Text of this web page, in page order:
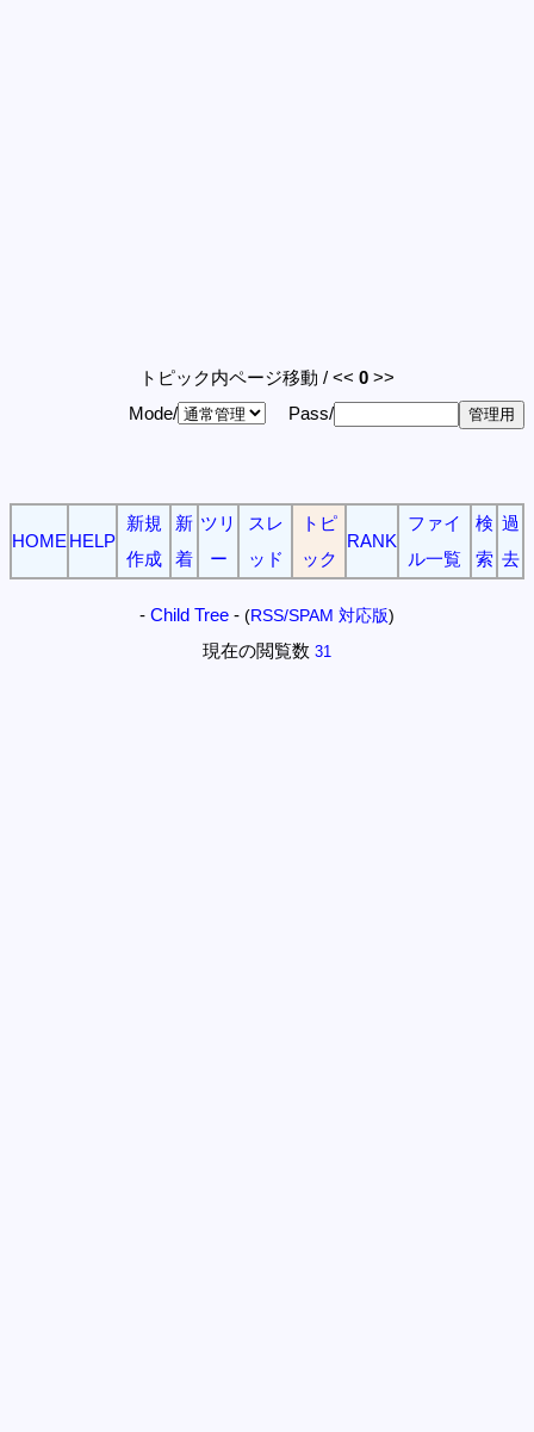
トピック内ページ移動 / << 0 >>
Mode/
Pass/
HOME HELP
新規
作成
新
着
ツリ
ー
スレ
ッド
トピ
ック
RANK
ファイ
ル一覧
検
索
過
去
- Child Tree - (RSS/SPAM 対応版)
現在の閲覧数 31